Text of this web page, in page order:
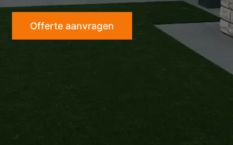
Offerte aanvragen